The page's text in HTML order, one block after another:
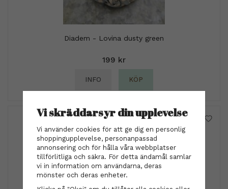
Diadem - Lovina dusty green
199 kr
INFO KÖP
Vi skräddarsyr din upplevelse
Vi använder cookies för att ge dig en personlig
shoppingupplevelse, personanpassad
annonsering och för hålla våra webbplatser
tillförlitliga och säkra. För detta ändamål samlar
vi in information om användarna, deras
mönster och deras enheter.